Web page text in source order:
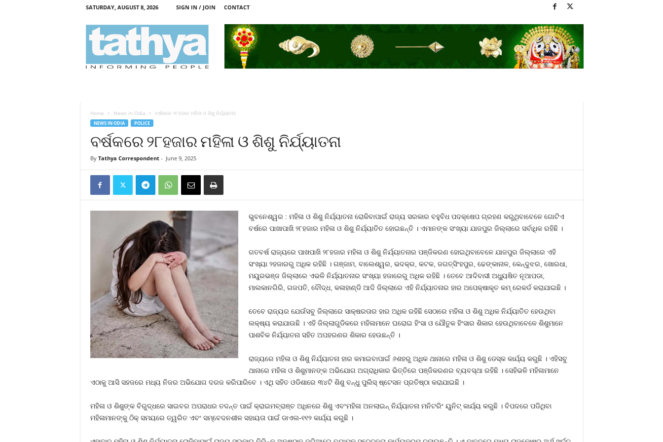
SATURDAY, AUGUST 8, 2026 SIGN IN / JOIN CONTACT
Home News in Odia ବର୍ଷକରେ ୨୮ହଜାର ମହିଳା ଓ ଶିଶୁ ନିର୍ଯ୍ୟାତନା
NEWS IN ODIA POLICE
ବର୍ଷକରେ ୨୮ହଜାର ମହିଳା ଓ ଶିଶୁ ନିର୍ଯ୍ୟାତନା
By Tathya Correspondent- June 9, 2025
ଭୁବନେଶ୍ୱର : ମହିଳା ଓ ଶିଶୁ ନିର୍ଯ୍ୟାତନା ରୋକିବାପାଇଁ ରାଜ୍ୟ ସରକାର ବହୁବିଧ ପଦକ୍ଷେପ ଗ୍ରହଣ କରୁଥିବାବେଳେ ଗୋଟିଏ
ବର୍ଷରେ ପାଖାପାଖି ୨୮ହଜାର ମହିଳା ଓ ଶିଶୁ ନିର୍ଯ୍ୟାତିତ ହୋଇଛନ୍ତି । ଏମାନଙ୍କ ସଂଖ୍ୟା ଯାଜପୁର ଜିଲ୍ଲାରେ ସର୍ବାଧିକ ରହିଛି ।
ଗତବର୍ଷ ରାଜ୍ୟରେ ପାଖପାଖି ୨୮ହଜାର ମହିଳା ଓ ଶିଶୁ ନିର୍ଯ୍ୟାତନାର ପଞ୍ଜିକରଣ ହୋଇଥିବାବେଳେ ଯାଜପୁର ଜିଲ୍ଲାରେ ଏହି
ସଂଖ୍ୟା ୨ହଜାରରୁ ଅଧିକ ରହିଛି । ଗଞ୍ଜାମ, ବାଲେଶ୍ୱର, ଭଦକ୍ର, କଟକ, ଜଗତ୍‍ସିଂହପୁର, ଢେଙ୍କାନାଳ, କେନ୍ଦୁଝର, ଖୋରଧା,
ମୟୁରଭଞ୍ଜ ଜିଲ୍ଲାରେ ଏଭଳି ନିର୍ଯ୍ୟାତନାର ସଂଖ୍ୟା ହଜାରେରୁ ଅଧିକ ରହିଛି । ତେବେ ଆଦିବାସୀ ଅଧ୍ୟୁଷିତ ନୂଆପଡା,
ମାଲକାନଗିରି, ଗଜପତି, ବୌଦ୍ଧ, କଳାହାଣ୍ଡି ଆଦି ଜିଲ୍ଲାରେ ଏହି ନିର୍ଯ୍ୟାତନାର ହାର ଅପେକ୍ଷାକୃତ କମ୍‍ ରେକର୍ଡ କରାଯାଇଛି ।
ତେବେ ରାଜ୍ୟର ଯେଉଁସବୁ ଜିଲ୍ଲାରେ ସାକ୍ଷରତାର ହାର ଅଧିକ ରହିଛି ସେଠାରେ ମହିଳା ଓ ଶିଶୁ ଅଧିକ ନିର୍ଯ୍ୟାତିତ ହେଉଥିବା
ଲକ୍ଷ୍ୟ କରାଯାଉଛି । ଏହି ଜିଲ୍ଲାଗୁଡିକରେ ମହିଳାମାନେ ଘରୋଇ ହିଂସା ଓ ଯୌତୁକ ହିଂସାର ଶିକାର ହେଉଥିବାବେଳେ ଶିଶୁମାନେ
ପାଶବିକ ନିର୍ଯ୍ୟାତନା ସହିତ ଅପହରଣର ଶିକାର ହେଉଛନ୍ତି ।
ରାଜ୍ୟରେ ମହିଳା ଓ ଶିଶୁ ନିର୍ଯ୍ୟାତନା ହାର କମାଇବାପାଇଁ ୬ଶହରୁ ଅଧିକ ଥାନାରେ ମହିଳା ଓ ଶିଶୁ ଡେସ୍କ କାର୍ଯ୍ୟ କରୁଛି । ଏହିସବୁ
ଥାନାରେ ମହିଳା ଓ ଶିଶୁମାନଙ୍କ ଅଭିଯୋଗ ଅଗ୍ରାଧିକାର ଭିତ୍ତିରେ ପଞ୍ଜିକରଣର ବ୍ୟବସ୍ଥା ରହିଛି । ସେହିଭଳି ମହିଳାମାନେ
ଏଠାକୁ ଆସି ସହଜରେ ମଧ୍ୟ ନିଜର ଅଭିଯୋଗ ଦରଜ କରିପାରିବେ । ଏଥି ସହିତ ଓଡିଶାରେ ୩୪ଟି ଶିଶୁ ବନ୍ଧୁ ପୁଲିସ୍‍ ଷ୍ଟେସନ ପ୍ରତିଷ୍ଠା କରାଯାଇଛି ।
ମହିଳା ଓ ଶିଶୁଙ୍କ ବିରୁଦ୍ଧରେ ସାଇବର ଅପରାଧର ତଦନ୍ତ ପାଇଁ କ୍ରାଇମବ୍ରାଞ୍ଚ ଅଧିନରେ ଶିଶୁ ଏବଂମହିଳା ଅନଲାଇନ୍‍ ନିର୍ଯ୍ୟାତନା ମନିଟରିଂ ୟୁନିଟ୍‍ କାର୍ଯ୍ୟ କରୁଛି । ବିପଦରେ ପଡିଥିବା
ମହିଳାମାନଙ୍କୁ ଠିକ୍‍ ସମୟରେ ତ୍ୱରିତ ଏବଂ ସମ୍ବେଦନଶୀଳ ସହାୟତା ପାଇଁ ଡାଏଲ-୧୧୨ କାର୍ଯ୍ୟ କରୁଛି ।